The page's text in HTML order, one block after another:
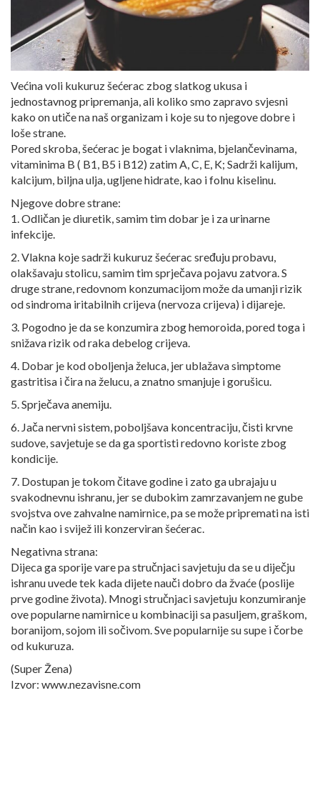
Većina voli kukuruz šećerac zbog slatkog ukusa i
jednostavnog pripremanja, ali koliko smo zapravo svjesni
kako on utiče na naš organizam i koje su to njegove dobre i
loše strane.
Pored skroba, šećerac je bogat i vlaknima, bjelančevinama,
vitaminima B ( B1, B5 i B12) zatim A, C, E, K; Sadrži kalijum,
kalcijum, biljna ulja, ugljene hidrate, kao i folnu kiselinu.
Njegove dobre strane:
1. Odličan je diuretik, samim tim dobar je i za urinarne
infekcije.
2. Vlakna koje sadrži kukuruz šećerac sređuju probavu,
olakšavaju stolicu, samim tim sprječava pojavu zatvora. S
druge strane, redovnom konzumacijom može da umanji rizik
od sindroma iritabilnih crijeva (nervoza crijeva) i dijareje.
3. Pogodno je da se konzumira zbog hemoroida, pored toga i
snižava rizik od raka debelog crijeva.
4. Dobar je kod oboljenja želuca, jer ublažava simptome
gastritisa i čira na želucu, a znatno smanjuje i gorušicu.
5. Sprječava anemiju.
6. Jača nervni sistem, poboljšava koncentraciju, čisti krvne
sudove, savjetuje se da ga sportisti redovno koriste zbog
kondicije.
7. Dostupan je tokom čitave godine i zato ga ubrajaju u
svakodnevnu ishranu, jer se dubokim zamrzavanjem ne gube
svojstva ove zahvalne namirnice, pa se može pripremati na isti
način kao i svijež ili konzerviran šećerac.
Negativna strana:
Dijeca ga sporije vare pa stručnjaci savjetuju da se u diječju
ishranu uvede tek kada dijete nauči dobro da žvaće (poslije
prve godine života). Mnogi stručnjaci savjetuju konzumiranje
ove popularne namirnice u kombinaciji sa pasuljem, graškom,
boranijom, sojom ili sočivom. Sve popularnije su supe i čorbe
od kukuruza.
(Super Žena)
Izvor: www.nezavisne.com